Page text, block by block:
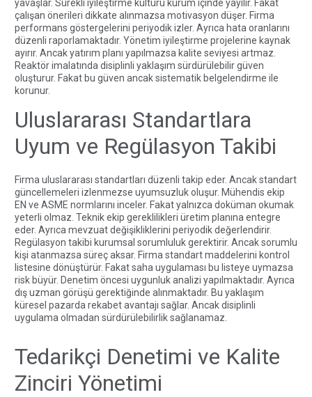
yavaşlar. Sürekli iyileştirme kültürü kurum içinde yayılır. Fakat
çalışan önerileri dikkate alınmazsa motivasyon düşer. Firma
performans göstergelerini periyodik izler. Ayrıca hata oranlarını
düzenli raporlamaktadır. Yönetim iyileştirme projelerine kaynak
ayırır. Ancak yatırım planı yapılmazsa kalite seviyesi artmaz.
Reaktör imalatında disiplinli yaklaşım sürdürülebilir güven
oluşturur. Fakat bu güven ancak sistematik belgelendirme ile
korunur.
Uluslararası Standartlara
Uyum ve Regülasyon Takibi
Firma uluslararası standartları düzenli takip eder. Ancak standart
güncellemeleri izlenmezse uyumsuzluk oluşur. Mühendis ekip
EN ve ASME normlarını inceler. Fakat yalnızca doküman okumak
yeterli olmaz. Teknik ekip gereklilikleri üretim planına entegre
eder. Ayrıca mevzuat değişikliklerini periyodik değerlendirir.
Regülasyon takibi kurumsal sorumluluk gerektirir. Ancak sorumlu
kişi atanmazsa süreç aksar. Firma standart maddelerini kontrol
listesine dönüştürür. Fakat saha uygulaması bu listeye uymazsa
risk büyür. Denetim öncesi uygunluk analizi yapılmaktadır. Ayrıca
dış uzman görüşü gerektiğinde alınmaktadır. Bu yaklaşım
küresel pazarda rekabet avantajı sağlar. Ancak disiplinli
uygulama olmadan sürdürülebilirlik sağlanamaz.
Tedarikçi Denetimi ve Kalite
Zinciri Yönetimi